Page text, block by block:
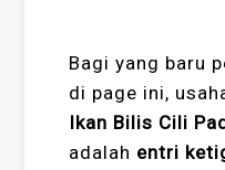
Bagi yang baru
di page ini,
Ikan Bilis Cili
adalah entri